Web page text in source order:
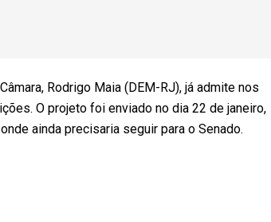
Rodrigo Maia (DEM-RJ), já admite nos
O projeto foi enviado no dia 22 de janeiro,
ainda precisaria seguir para o Senado.